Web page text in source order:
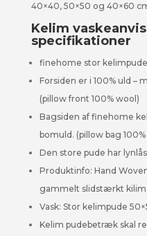
40×40, 50×50 og 40×60
Kelim
specifikationer
finehome stor
Forsiden er i 100% uld
(pillow front 100% wool)
Bagsiden af finehome
bomuld. (pillow bag
Den store pude har
Produktinfo: Hand
gammelt slidstærkt kilim
Vask: Stor kelimpude
Kelim pudebetræk skal